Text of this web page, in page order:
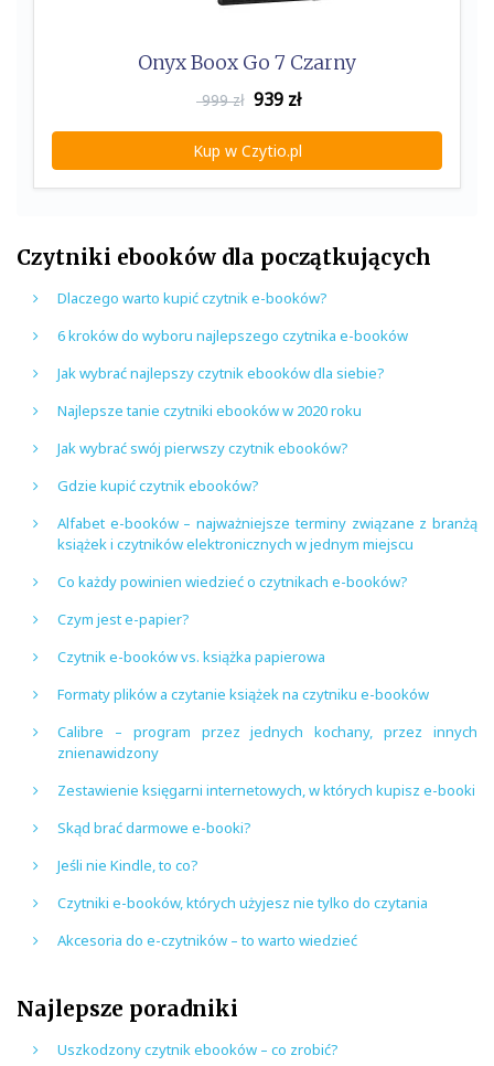
Onyx Boox Go 7 Czarny
999 zł 939 zł
Kup w Czytio.pl
Czytniki ebooków dla początkujących
Dlaczego warto kupić czytnik e-booków?
6 kroków do wyboru najlepszego czytnika e-booków
Jak wybrać najlepszy czytnik ebooków dla siebie?
Najlepsze tanie czytniki ebooków w 2020 roku
Jak wybrać swój pierwszy czytnik ebooków?
Gdzie kupić czytnik ebooków?
Alfabet e-booków – najważniejsze terminy związane z branżą
książek i czytników elektronicznych w jednym miejscu
Co każdy powinien wiedzieć o czytnikach e-booków?
Czym jest e-papier?
Czytnik e-booków vs. książka papierowa
Formaty plików a czytanie książek na czytniku e-booków
Calibre – program przez jednych kochany, przez innych
znienawidzony
Zestawienie księgarni internetowych, w których kupisz e-booki
Skąd brać darmowe e-booki?
Jeśli nie Kindle, to co?
Czytniki e-booków, których użyjesz nie tylko do czytania
Akcesoria do e-czytników – to warto wiedzieć
Najlepsze poradniki
Uszkodzony czytnik ebooków – co zrobić?